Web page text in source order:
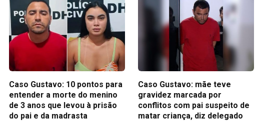
Caso Gustavo: 10 pontos para
entender a morte do menino
de 3 anos que levou à prisão
do pai e da madrasta
Caso Gustavo: mãe teve
gravidez marcada por
conflitos com pai suspeito de
matar criança, diz delegado